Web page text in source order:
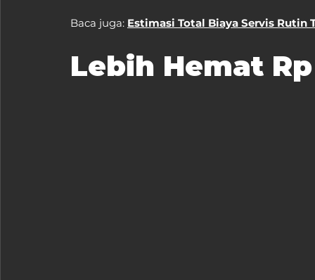
Baca juga: Estimasi Total Biaya Servis Rutin
Lebih Hemat